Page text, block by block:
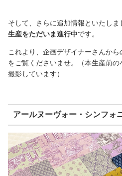
そして、さらに追加情報といたしま
生産をただいま進行中です。
これより、企画デザイナーさんか
をご覧くださいませ。（本生産前
撮影しています）
アールヌーヴォー・シンフォ